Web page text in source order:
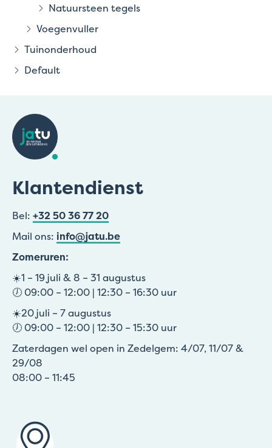
Natuursteen tegels
Voegenvuller
Tuinonderhoud
Default
Klantendienst
Bel: +32 50 36 77 20
Mail ons: info@jatu.be
Zomeruren:
☀️1 – 19 juli & 8 – 31 augustus
🕖 09:00 – 12:00 | 12:30 – 16:30 uur
☀️20 juli – 7 augustus
🕖 09:00 – 12:00 | 12:30 – 15:30 uur
Zaterdagen wel open in Zedelgem: 4/07, 11/07 &
29/08
08:00 – 11:45